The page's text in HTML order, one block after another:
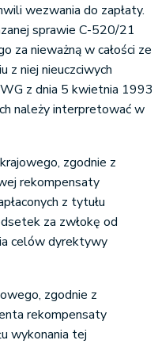
wezwania do zapłaty.
sprawie C-520/21
za nieważną w całości ze
z niej nieuczciwych
z dnia 5 kwietnia 1993
należy interpretować w
zgodnie z
rekompensaty
z tytułu
za zwłokę od
celów dyrektywy
zgodnie z
rekompensaty
wykonania tej